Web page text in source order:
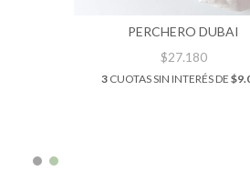
PERCHERO DUBAI
$27.180
3 CUOTAS SIN INTERÉS DE